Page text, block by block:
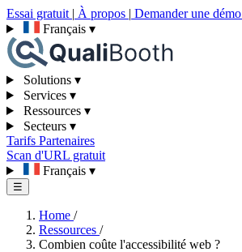
Essai gratuit | À propos | Demander une démo
Français ▾
Solutions ▾
Services ▾
Ressources ▾
Secteurs ▾
Tarifs Partenaires
Scan d'URL gratuit
Français ▾
☰
Home /
Ressources /
Combien coûte l'accessibilité web ?